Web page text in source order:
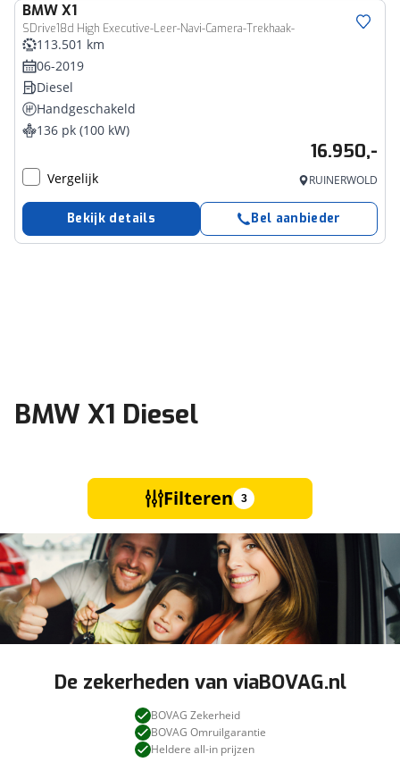
BMWX1
SDrive18d High Executive-Leer-Navi-Camera-Trekhaak-
113.501 km
06-2019
Diesel
Handgeschakeld
136 pk (100 kW)
16.950,-
Vergelijk RUINERWOLD
Bekijk details Bel aanbieder
BMW X1 Diesel
Filteren 3
De zekerheden van viaBOVAG.nl
BOVAG Zekerheid
BOVAG Omruilgarantie
Heldere all-in prijzen